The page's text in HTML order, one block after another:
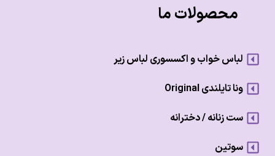
محصولات ما
لباس خواب و اکسسوری لباس زیر
ونا تایلندی Original
ست زنانه / دخترانه
سوتین